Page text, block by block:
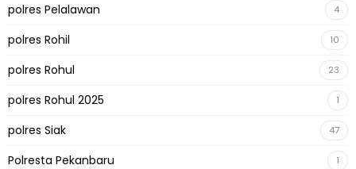
polres Pelalawan 4
polres Rohil 10
polres Rohul 23
polres Rohul 2025 1
polres Siak 47
Polresta Pekanbaru 1